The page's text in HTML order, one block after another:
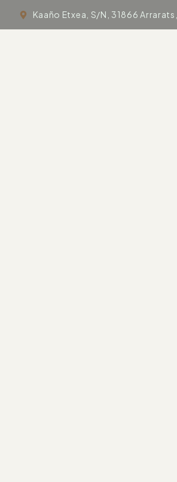
Kaaño Etxea, S/N, 31866